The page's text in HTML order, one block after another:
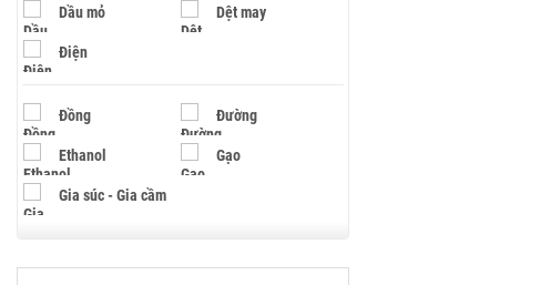
Dầu mỏ Dệt may
Điện
Đồng Đường
Ethanol Gạo
Gia súc - Gia cầm